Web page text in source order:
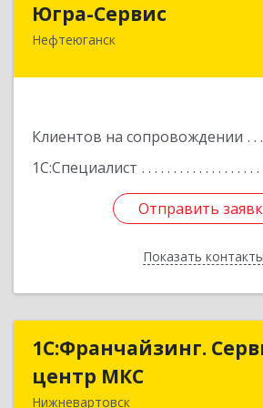
Югра-Сервис
Нефтеюганск
Клиентов на сопровождении
1С:Специалист
Отправить
Показать контакты
628303, Ханты-Мансийский
Отправить
Назад
1С:Франчайзинг.
центр МКС
Нижневартовск
1С:Франчайзинг.